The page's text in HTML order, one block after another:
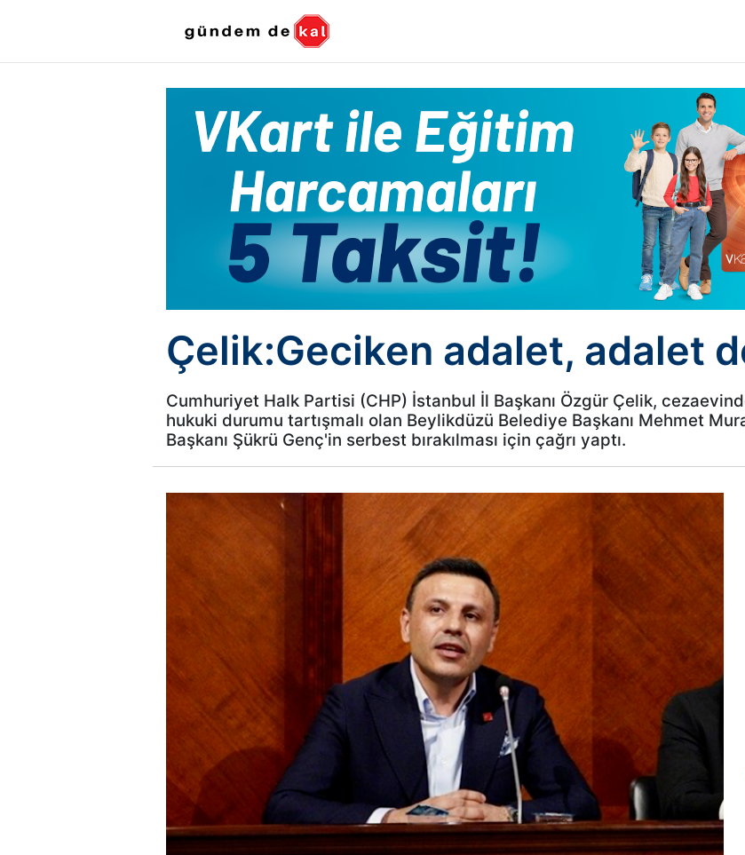
Çelik:Geciken adalet, adalet
Cumhuriyet Halk Partisi (CHP) İstanbul İl Başkanı Özgür Çelik,
hukuki durumu tartışmalı olan Beylikdüzü Belediye Başkanı Mehmet
Başkanı Şükrü Genç'in serbest bırakılması için çağrı yaptı.